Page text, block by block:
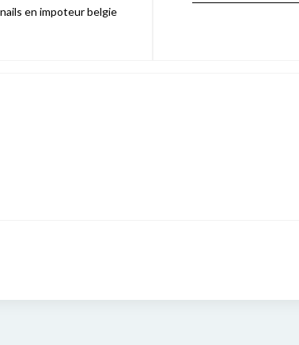
en impoteur belgie